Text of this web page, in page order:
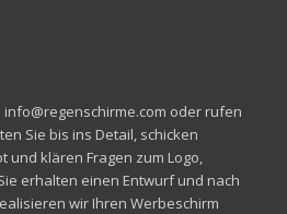
info@regenschirme.com oder rufen
Sie bis ins Detail, schicken
und klären Fragen zum Logo,
erhalten einen Entwurf und nach
wir Ihren Werbeschirm